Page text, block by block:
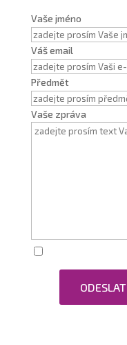
Vaše jméno
Váš email
Předmět
Vaše zpráva
ODESLAT